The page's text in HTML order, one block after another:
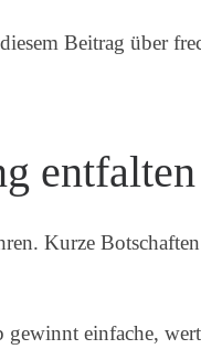
Beitrag über
entfalten
Kurze
einfache,